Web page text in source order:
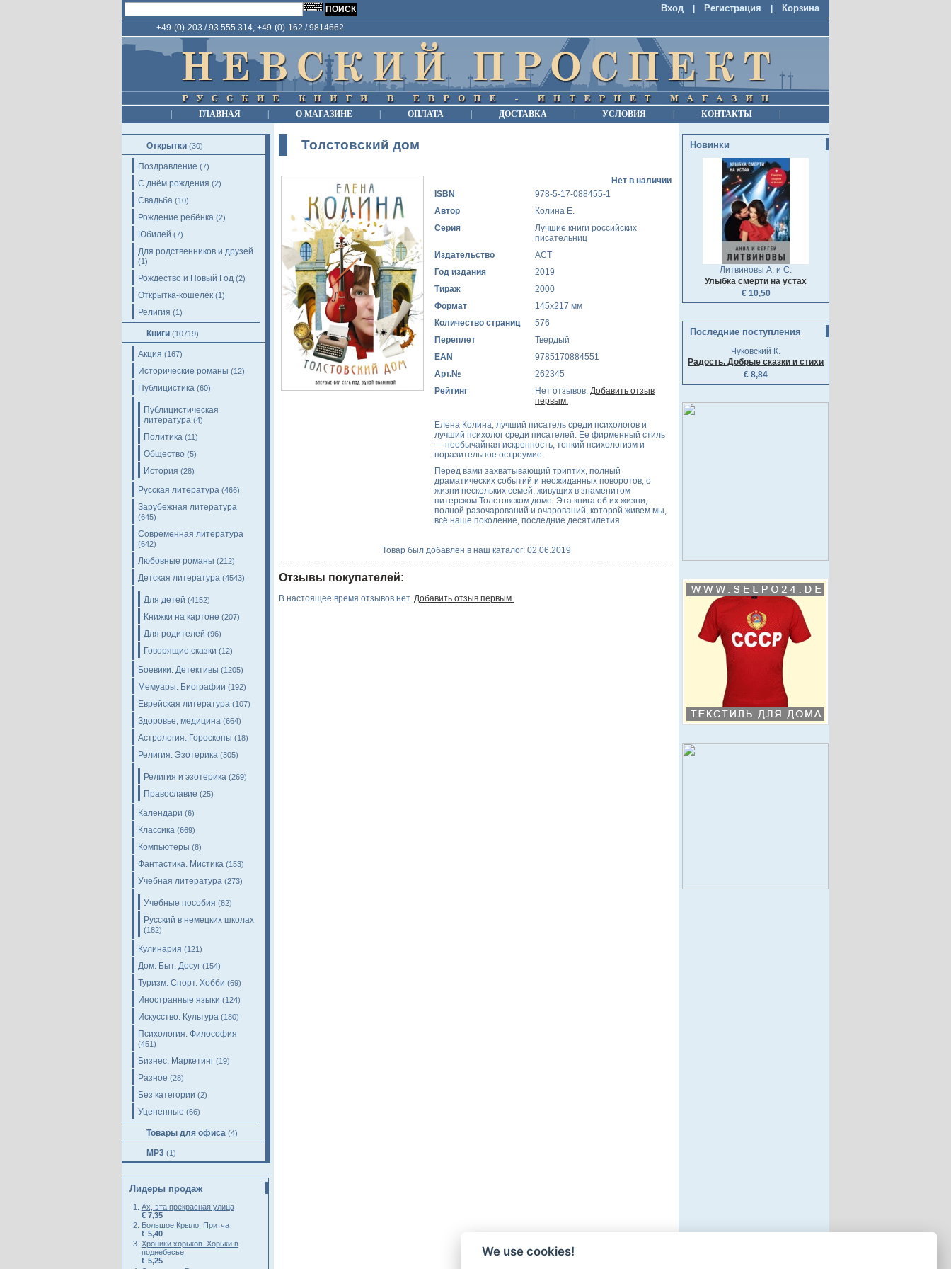
Вход Регистрация Корзина
+49-(0)-203 / 93 555 314, +49-(0)-162 / 9814662
ГЛАВНАЯ О МАГАЗИНЕ ОПЛАТА ДОСТАВКА УСЛОВИЯ КОНТАКТЫ
Открытки (30)
Поздравление (7)
С днём рождения (2)
Свадьба (10)
Рождение ребёнка (2)
Юбилей (7)
Для родственников и друзей
(1)
Рождество и Новый Год (2)
Открытка-кошелёк (1)
Религия (1)
Книги (10719)
Акция (167)
Исторические романы (12)
Публицистика (60)
Публицистическая
литература (4)
Политика (11)
Общество (5)
История (28)
Русская литература (466)
Зарубежная литература
(645)
Современная литература
(642)
Любовные романы (212)
Детская литература (4543)
Для детей (4152)
Книжки на картоне (207)
Для родителей (96)
Говорящие сказки (12)
Боевики. Детективы (1205)
Мемуары. Биографии (192)
Еврейская литература (107)
Здоровье, медицина (664)
Астрология. Гороскопы (18)
Религия. Эзотерика (305)
Религия и эзотерика (269)
Православие (25)
Календари (6)
Классика (669)
Компьютеры (8)
Фантастика. Мистика (153)
Учебная литература (273)
Учебные пособия (82)
Русский в немецких школах
(182)
Кулинария (121)
Дом. Быт. Досуг (154)
Туризм. Спорт. Хобби (69)
Иностранные языки (124)
Искусство. Культура (180)
Психология. Философия
(451)
Бизнес. Маркетинг (19)
Разное (28)
Без категории (2)
Уцененные (66)
Товары для офиса (4)
MP3 (1)
Лидеры продаж
Ах, эта прекрасная улица
€ 7,35
Большое Крыло: Притча
€ 5,40
Хроники хорьков. Хорьки в
поднебесье
€ 5,25
Толстовский дом
Нет в наличии
ISBN
978-5-17-088455-1
Автор
Колина Е.
Серия
Лучшие книги российских
писательниц
Издательство
АСТ
Год издания
2019
Тираж
2000
Формат
145x217 мм
Количество страниц
576
Переплет
Твердый
EAN
9785170884551
Арт.№
262345
Рейтинг
Нет отзывов. Добавить отзыв
первым.
Елена Колина, лучший писатель среди психологов и
лучший психолог среди писателей. Ее фирменный стиль
— необычайная искренность, тонкий психологизм и
поразительное остроумие.
Перед вами захватывающий триптих, полный
драматических событий и неожиданных поворотов, о
жизни нескольких семей, живущих в знаменитом
питерском Толстовском доме. Эта книга об их жизни,
полной разочарований и очарований, которой живем мы,
всё наше поколение, последние десятилетия.
Товар был добавлен в наш каталог: 02.06.2019
Отзывы покупателей:
В настоящее время отзывов нет. Добавить отзыв первым.
Новинки
Литвиновы А. и С.
Улыбка смерти на устах
€ 10,50
Последние поступления
Чуковский К.
Радость. Добрые сказки и стихи
€ 8,84
We use cookies!